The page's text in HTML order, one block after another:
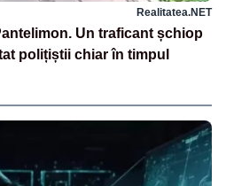
Realitatea.NET
Un traficant șchiop
polițiștii chiar în timpul